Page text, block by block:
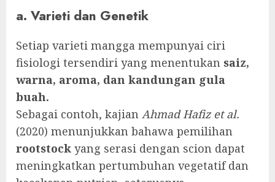
a. Varieti dan Genetik
Setiap varieti mangga mempunyai ciri
fisiologi tersendiri yang menentukan saiz,
warna, aroma, dan kandungan gula
buah.
Sebagai contoh, kajian Ahmad Hafiz et al.
(2020) menunjukkan bahawa pemilihan
rootstock yang serasi dengan scion dapat
meningkatkan pertumbuhan vegetatif dan